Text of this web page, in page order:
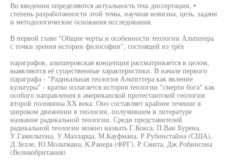
Во введении определяются актуальность теш диссертации, •
степень разработанности этой темы, научная новизна, цель, задачи
и методологические основания исследования.
В первой главе "Общие черты и особенности теологии Альтипера
с точки зрения истории философии", состоящей из трёх
параграфов, альтшеровская концепция рассматривается в целом,
выявляются её существенные характеристики. В начале первого
параграфа - "Радикальная теология Альтиттера как явление
культуры" - кратко излагается история теологии "смерти бога" как
особого направления в американской протестантской геологии
второй половины XX века. Оно составляет крайнее течение в
широком движении в теологии, получившем в литературе
название радикальной теологии. Среди представителей
радикальной теологии можно назвать Г.Кокса, П.Ван Бурена,
У.Гамильтона, У.Малларца, М.Кауфмана, Р.Рубинстайна (США),
Д.Зелле, Ю.Мольтмана, К.Ранера (ФРГ), Р.Смита, Дж.Робинсона
(Великобритания).